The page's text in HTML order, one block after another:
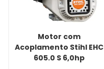
Motor com
Acoplamento Stihl EHC
605.0 S 6,0hp